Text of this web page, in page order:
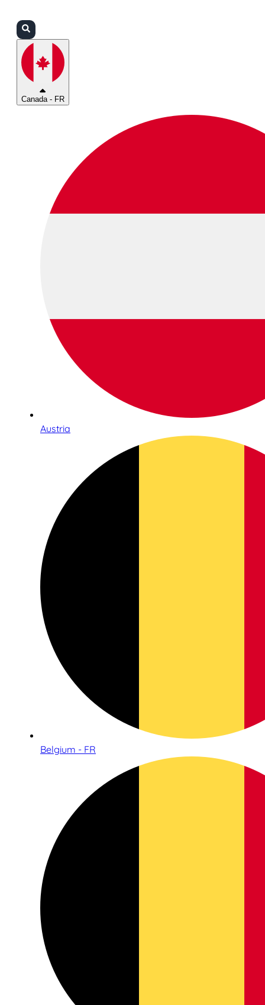
Canada - FR
Austria
Belgium - FR